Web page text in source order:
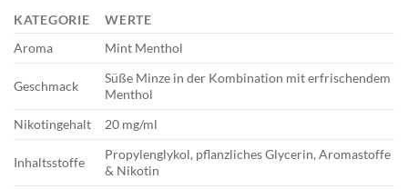
KATEGORIE
WERTE
Aroma
Mint Menthol
Geschmack
Süße Minze in der Kombination mit erfrischendem
Menthol
Nikotingehalt
20 mg/ml
Inhaltsstoffe
Propylenglykol, pflanzliches Glycerin, Aromastoffe
& Nikotin